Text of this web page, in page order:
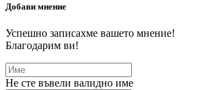
Добави мнение
Успешно записахме вашето мнение!
Благодарим ви!
Не сте въвели валидно име